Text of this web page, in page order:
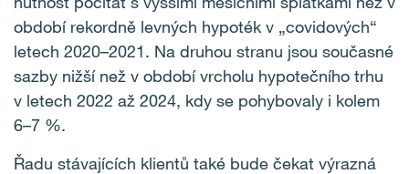
období rekordně levných hypoték v „covidových“
letech 2020–2021. Na druhou stranu jsou současné
sazby nižší než v období vrcholu hypotečního trhu
v letech 2022 až 2024, kdy se pohybovaly i kolem
6–7 %.
Řadu stávajících klientů také bude čekat výrazná